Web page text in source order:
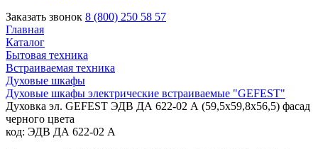
Заказать звонок 8 (800) 250 58 57
Главная
Каталог
Бытовая техника
Встраиваемая техника
Духовые шкафы
Духовые шкафы электрические встраиваемые "GEFEST"
Духовка эл. GEFEST ЭДВ ДА 622-02 А (59,5х59,8х56,5) фасад
черного цвета
код: ЭДВ ДА 622-02 А